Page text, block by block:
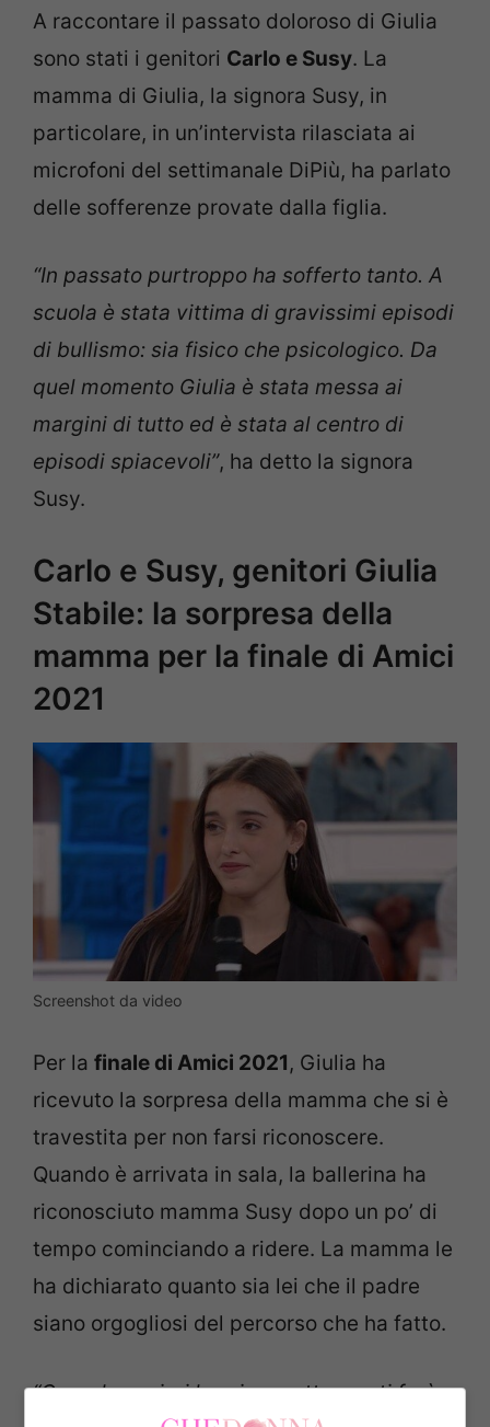
A raccontare il passato doloroso di Giulia
sono stati i genitori Carlo e Susy. La
mamma di Giulia, la signora Susy, in
particolare, in un’intervista rilasciata ai
microfoni del settimanale DiPiù, ha parlato
delle sofferenze provate dalla figlia.
“In passato purtroppo ha sofferto tanto. A
scuola è stata vittima di gravissimi episodi
di bullismo: sia fisico che psicologico. Da
quel momento Giulia è stata messa ai
margini di tutto ed è stata al centro di
episodi spiacevoli”, ha detto la signora
Susy.
Carlo e Susy, genitori Giulia
Stabile: la sorpresa della
mamma per la finale di Amici
2021
Screenshot da video
Per la finale di Amici 2021, Giulia ha
ricevuto la sorpresa della mamma che si è
travestita per non farsi riconoscere.
Quando è arrivata in sala, la ballerina ha
riconosciuto mamma Susy dopo un po’ di
tempo cominciando a ridere. La mamma le
ha dichiarato quanto sia lei che il padre
siano orgogliosi del percorso che ha fatto.
“Quando uscirai la prima notte non ti farò